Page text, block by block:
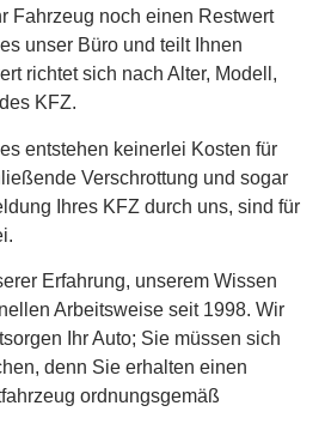
Fahrzeug noch einen Restwert
unser Büro und teilt Ihnen
richtet sich nach Alter, Modell,
KFZ.
entstehen keinerlei Kosten für
Verschrottung und sogar
Ihres KFZ durch uns, sind für
Erfahrung, unserem Wissen
Arbeitsweise seit 1998. Wir
Ihr Auto; Sie müssen sich
denn Sie erhalten einen
ordnungsgemäß